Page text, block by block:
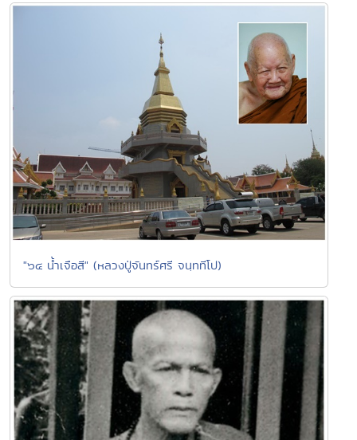
"๖๔ น้ำเจือสี" (หลวงปู่จันทร์ศรี จนฺททีโป)